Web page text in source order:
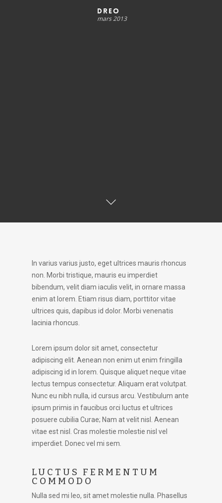
DREO
mars 2013
In varius varius justo, eget ultrices mauris rhoncus
non. Morbi tristique, mauris eu imperdiet
bibendum, velit diam iaculis velit, in ornare massa
enim at lorem. Etiam risus diam, porttitor vitae
ultrices quis, dapibus id dolor. Morbi venenatis
lacinia rhoncus.
Lorem ipsum dolor sit amet, consectetur
adipiscing elit. Aenean non enim ut enim fringilla
adipiscing id in lorem. Quisque aliquet neque vitae
lectus tempus consectetur. Aliquam erat volutpat.
Nunc eu nibh nulla, id cursus arcu. Vestibulum ante
ipsum primis in faucibus orci luctus et ultrices
posuere cubilia Curae; Nam at velit nisl. Aenean
vitae est nisl. Cras molestie molestie nisl vel
imperdiet. Donec vel mi sem.
LUCTUS FERMENTUM
COMMODO
Nulla sed mi leo, sit amet molestie nulla. Phasellus